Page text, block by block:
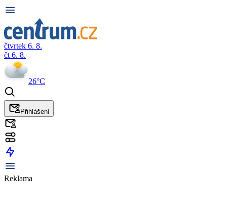
čtvrtek 6. 8.
čt 6. 8.
26°C
Přihlášení
Reklama